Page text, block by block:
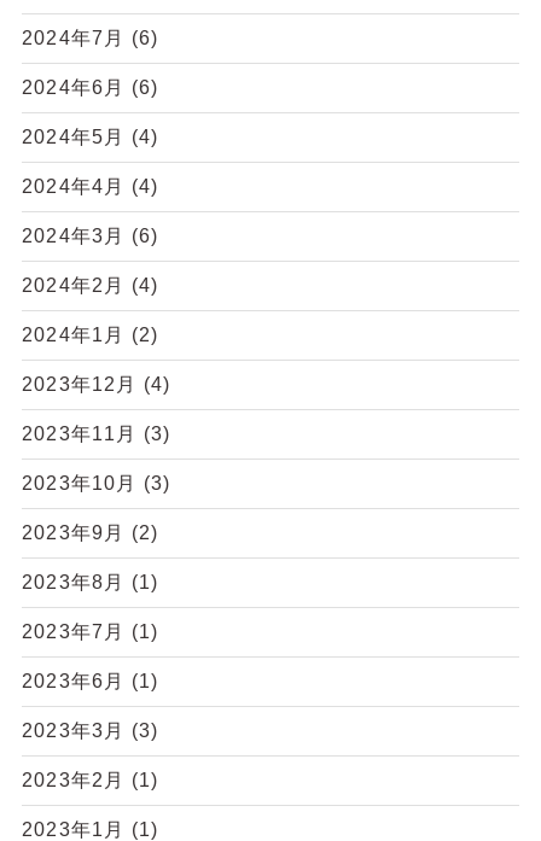
2024年7月 (6)
2024年6月 (6)
2024年5月 (4)
2024年4月 (4)
2024年3月 (6)
2024年2月 (4)
2024年1月 (2)
2023年12月 (4)
2023年11月 (3)
2023年10月 (3)
2023年9月 (2)
2023年8月 (1)
2023年7月 (1)
2023年6月 (1)
2023年3月 (3)
2023年2月 (1)
2023年1月 (1)